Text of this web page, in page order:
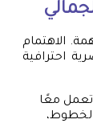
الاهتمام
احترافية
تعمل معًا